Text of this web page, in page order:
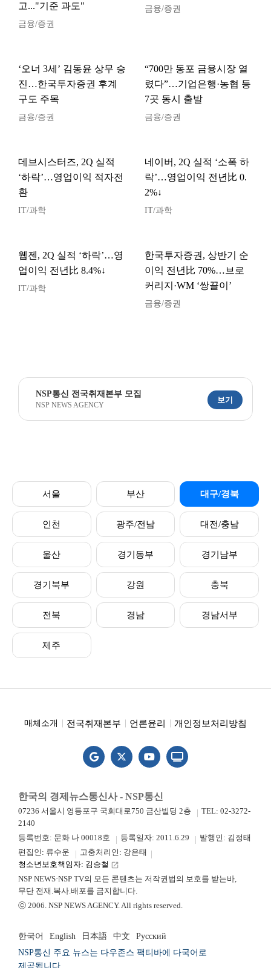
고..."기준 과도"
금융/증권
금융/증권
‘오너 3세’ 김동윤 상무 승
진…한국투자증권 후계
구도 주목
금융/증권
“700만 동포 금융시장 열
렸다”…기업은행·농협 등
7곳 동시 출발
금융/증권
데브시스터즈, 2Q 실적
‘하락’…영업이익 적자전
환
IT/과학
네이버, 2Q 실적 ‘소폭 하
락’…영업이익 전년比 0.
2%↓
IT/과학
웹젠, 2Q 실적 ‘하락’…영
업이익 전년比 8.4%↓
IT/과학
한국투자증권, 상반기 순
이익 전년比 70%…브로
커리지·WM ‘쌍끌이’
금융/증권
NSP통신 전국취재본부 모집
NSP NEWS AGENCY
보기
서울 부산 대구/경북
인천 광주/전남 대전/충남
울산 경기동부 경기남부
경기북부 강원 충북
전북 경남 경남서부
제주
매체소개 전국취재본부 언론윤리 개인정보처리방침
한국의 경제뉴스통신사 - NSP통신
07236 서울시 영등포구 국회대로750 금산빌딩 2층
TEL: 02-3272-
2140
등록번호: 문화 나 00018호
등록일자: 2011.6.29
발행인: 김정태
편집인: 류수운
고충처리인: 강은태
청소년보호책임자: 김승철 launch
NSP NEWS·NSP TV의 모든 콘텐츠는 저작권법의 보호를 받는바,
무단 전재.복사.배포를 금지합니다.
ⓒ 2006. NSP NEWS AGENCY. All rights reserved.
한국어 English 日本語 中文
Русский
NSP통신 주요 뉴스는 다우존스 팩티바에 다국어로
제공됩니다.